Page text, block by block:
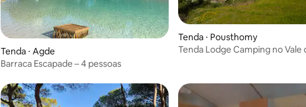
Tenda ⋅ Agde
Barraca Escapade – 4 pessoas
Tenda ⋅ Pousthomy
Tenda Lodge Camping no Vale